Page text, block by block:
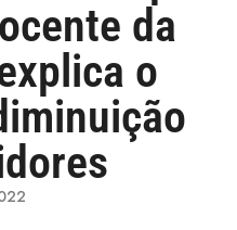
da
o